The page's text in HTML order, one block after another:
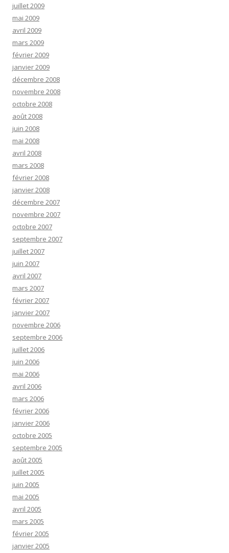
juillet 2009
mai 2009
avril 2009
mars 2009
février 2009
janvier 2009
décembre 2008
novembre 2008
octobre 2008
août 2008
juin 2008
mai 2008
avril 2008
mars 2008
février 2008
janvier 2008
décembre 2007
novembre 2007
octobre 2007
septembre 2007
juillet 2007
juin 2007
avril 2007
mars 2007
février 2007
janvier 2007
novembre 2006
septembre 2006
juillet 2006
juin 2006
mai 2006
avril 2006
mars 2006
février 2006
janvier 2006
octobre 2005
septembre 2005
août 2005
juillet 2005
juin 2005
mai 2005
avril 2005
mars 2005
février 2005
janvier 2005